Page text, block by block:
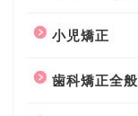
小児矯正
歯科矯正全般